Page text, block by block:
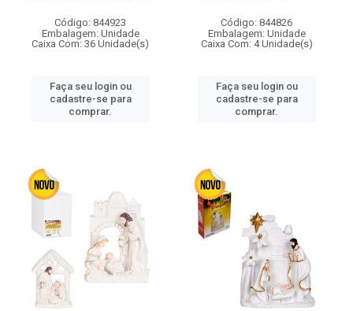
Código: 844923
Embalagem: Unidade
Caixa Com: 36 Unidade(s)
Faça seu login ou
cadastre-se para
comprar.
Código: 844826
Embalagem: Unidade
Caixa Com: 4 Unidade(s)
Faça seu login ou
cadastre-se para
comprar.